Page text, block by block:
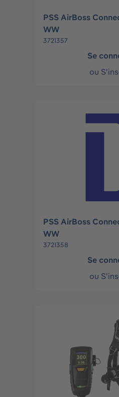
PSS AirBoss
WW
3721357
Se
ou
PSS AirBoss
WW
3721358
Se
ou